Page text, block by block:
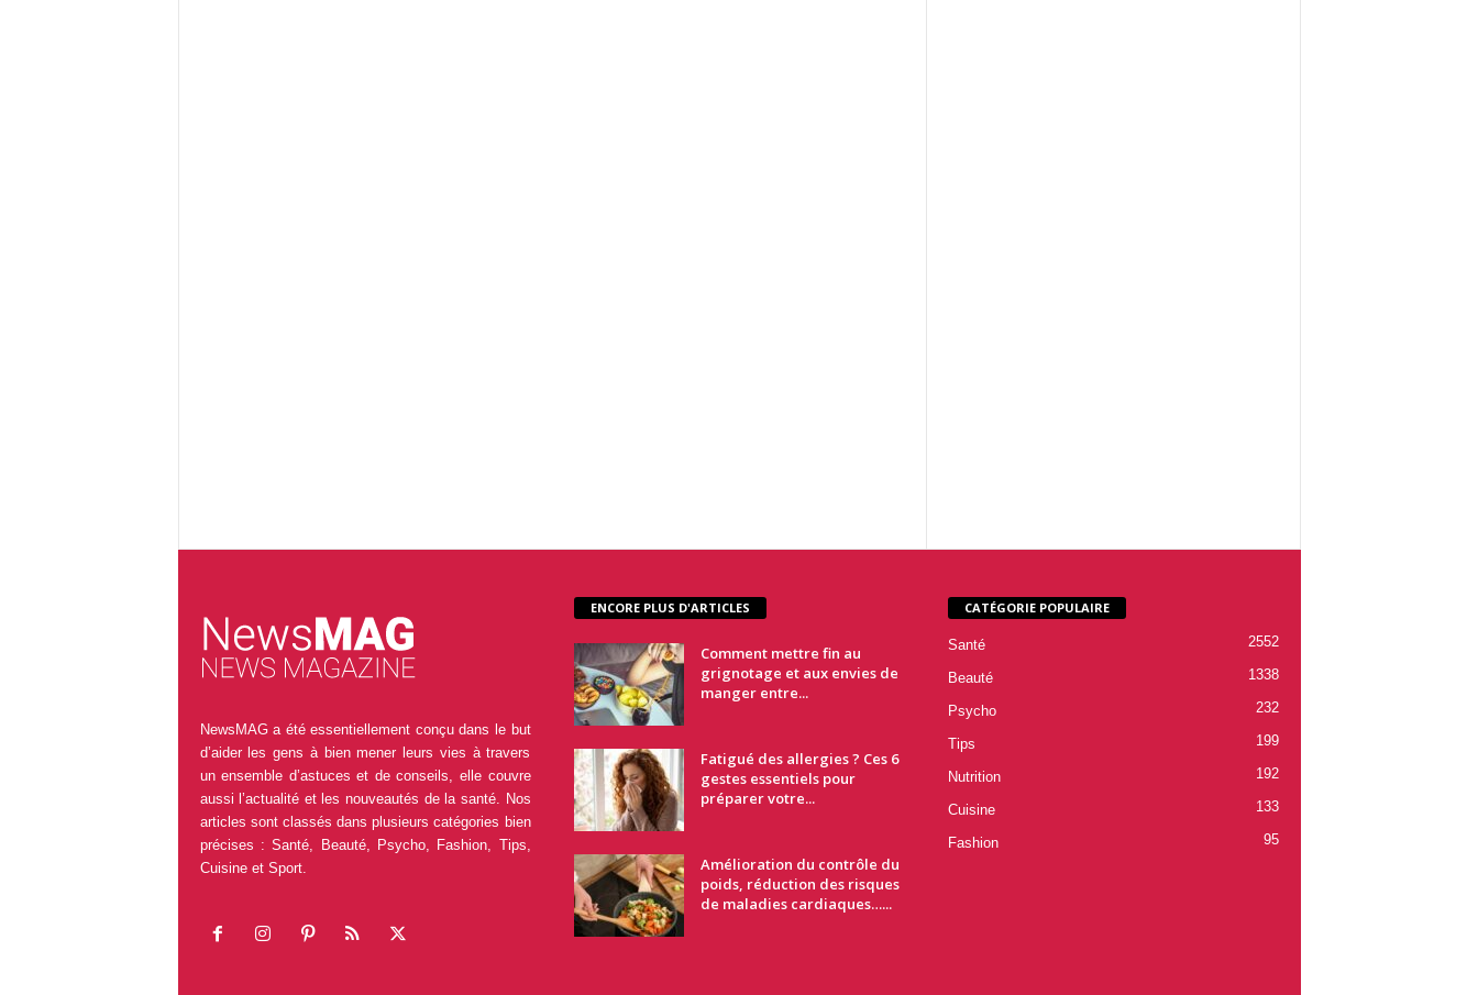
NewsMAG a été essentiellement conçu dans le but
d’aider les gens à bien mener leurs vies à travers
un ensemble d’astuces et de conseils, elle couvre
aussi l’actualité et les nouveautés de la santé. Nos
articles sont classés dans plusieurs catégories bien
précises : Santé, Beauté, Psycho, Fashion, Tips,
Cuisine et Sport.
ENCORE PLUS D'ARTICLES
Comment mettre fin au
grignotage et aux envies de
manger entre...
Fatigué des allergies ? Ces 6
gestes essentiels pour
préparer votre...
Amélioration du contrôle du
poids, réduction des risques
de maladies cardiaques…...
CATÉGORIE POPULAIRE
Santé 2552
Beauté 1338
Psycho 232
Tips 199
Nutrition 192
Cuisine 133
Fashion 95